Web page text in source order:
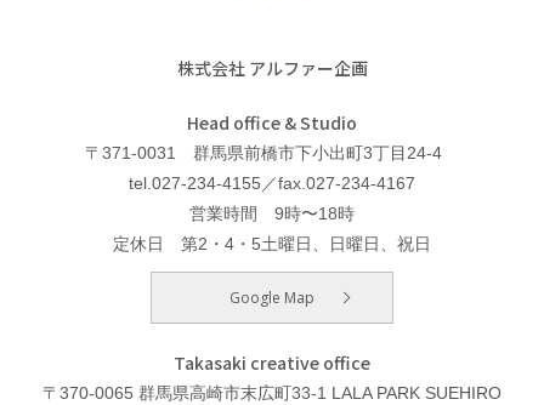
株式会社 アルファー企画
Head office & Studio
〒371-0031 群馬県前橋市下小出町3丁目24-4
tel.027-234-4155／fax.027-234-4167
営業時間 9時〜18時
定休日 第2・4・5土曜日、日曜日、祝日
Google Map
Takasaki creative office
〒370-0065 群馬県高崎市末広町33-1 LALA PARK SUEHIRO